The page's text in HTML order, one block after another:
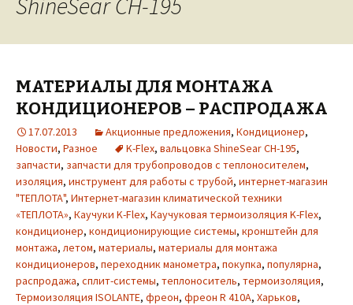
МАТЕРИАЛЫ ДЛЯ МОНТАЖА
КОНДИЦИОНЕРОВ – РАСПРОДАЖА
17.07.2013 Акционные предложения, Кондиционер,
Новости, Разное K-Flex, вальцовка ShineSear CH-195,
запчасти, запчасти для трубопроводов с теплоносителем,
изоляция, инструмент для работы с трубой, интернет-магазин
"ТЕПЛОТА", Интернет-магазин климатической техники
«ТЕПЛОТА», Каучуки K-Flex, Каучуковая термоизоляция K-Flex,
кондиционер, кондиционирующие системы, кронштейн для
монтажа, летом, материалы, материалы для монтажа
кондиционеров, переходник манометра, покупка, популярна,
распродажа, сплит-системы, теплоноситель, термоизоляция,
Термоизоляция ISOLANTE, фреон, фреон R 410A, Харьков,